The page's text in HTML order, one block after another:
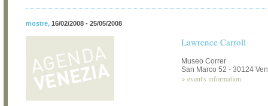
mostre, 16/02/2008 - 25/05/2008
Lawrence Carroll
Museo Correr
San Marco 52 - 30124
> event's information